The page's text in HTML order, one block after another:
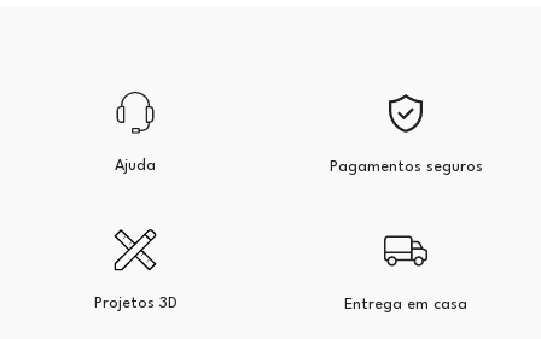
Ajuda Pagamentos seguros
Projetos 3D Entrega em casa